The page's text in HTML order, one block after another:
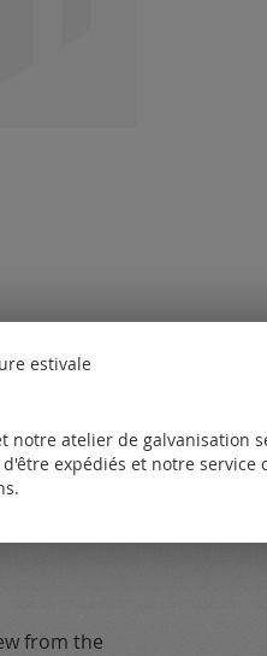
questions. Veuillezvous connecter
from the
estivale
notre atelier de galvanisation
expédiés et notre